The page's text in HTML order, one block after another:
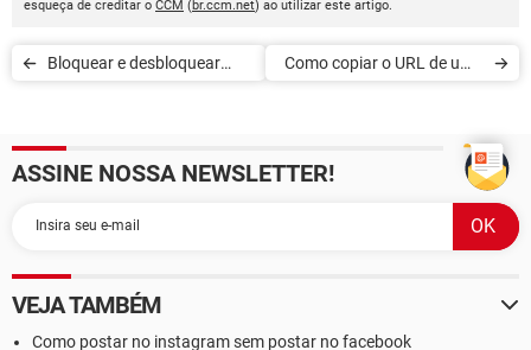
esqueça de creditar o CCM (br.ccm.net) ao utilizar este artigo.
Bloquear e desbloquear
Como copiar o URL de uma
ASSINE NOSSA NEWSLETTER!
VEJA TAMBÉM
Como postar no instagram sem postar no facebook